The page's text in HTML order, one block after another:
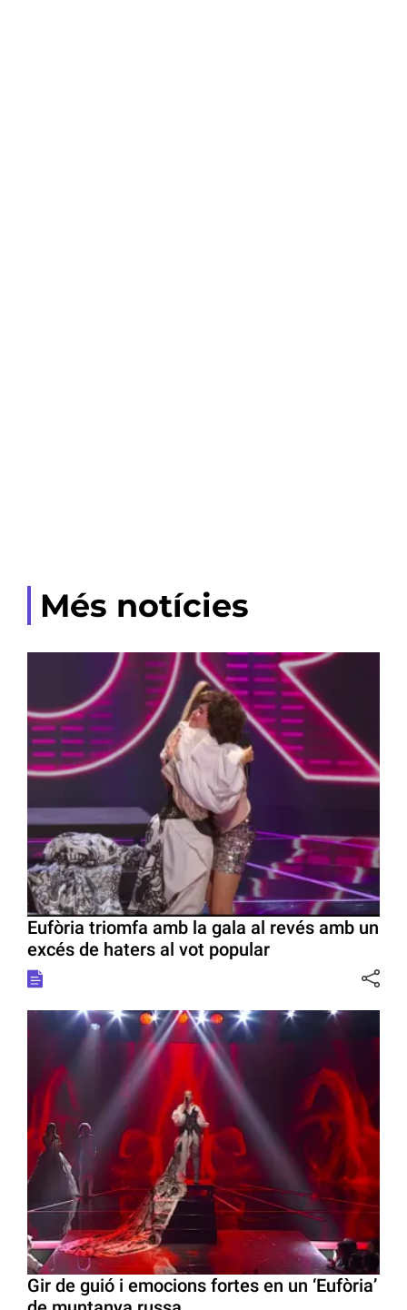
Més notícies
Eufòria triomfa amb la gala al revés amb un
excés de haters al vot popular
Gir de guió i emocions fortes en un ‘Eufòria’